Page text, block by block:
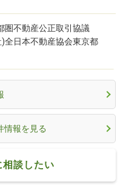
圏不動産公正取引協議
全日本不動産協会東京都
情報を見る
相談したい